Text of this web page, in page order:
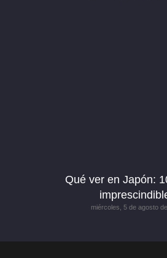
Qué ver en Japón:
miércoles, 5 de agosto